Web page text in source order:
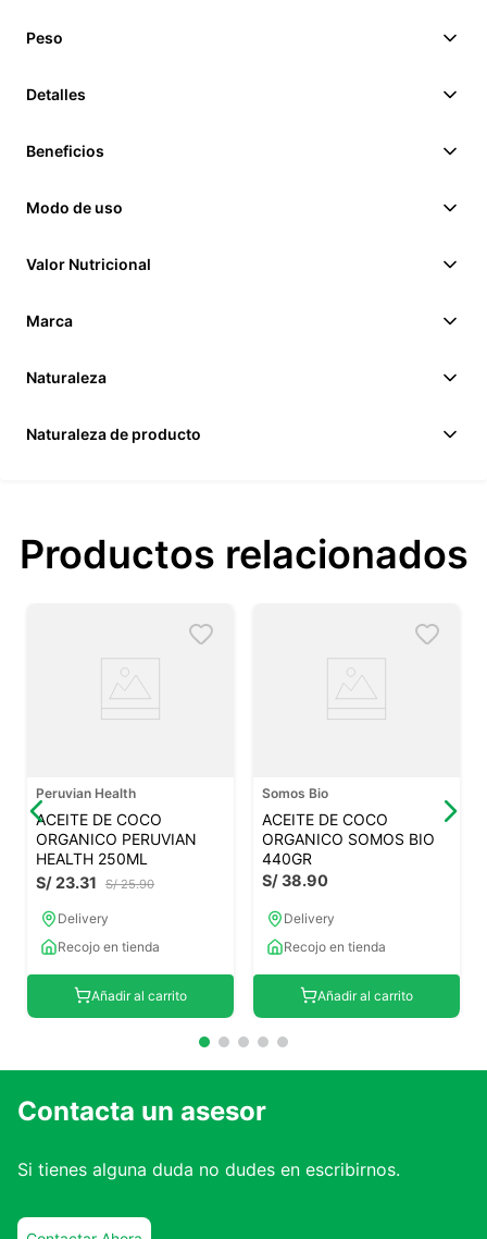
Peso
Detalles
Beneficios
Modo de uso
Valor Nutricional
Marca
Naturaleza
Naturaleza de producto
Productos relacionados
Peruvian Health
ACEITE DE COCO
ORGANICO PERUVIAN
HEALTH 250ML
S/ 25.90
S/23.31
Delivery
Recojo en tienda
Añadir al carrito
Somos Bio
ACEITE DE COCO
ORGANICO SOMOS BIO
440GR
S/38.90
Delivery
Recojo en tienda
Añadir al carrito
Contacta un asesor
Si tienes alguna duda no dudes en escribirnos.